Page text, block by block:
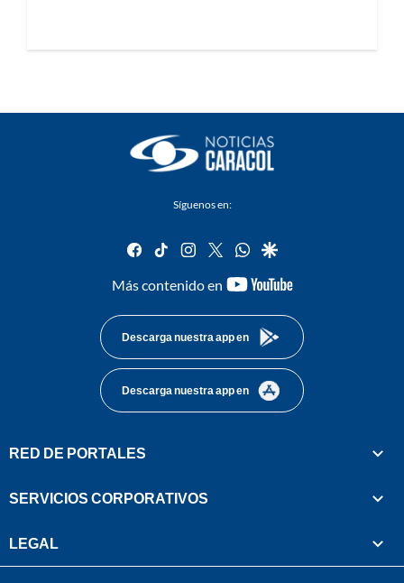
Síguenos en:
facebook
tiktok instagram
twitterwhatsapp
google
Más contenido en
youtube-
Descarga nuestra app en
Descarga nuestra app en
RED DE PORTALES
SERVICIOS CORPORATIVOS
LEGAL